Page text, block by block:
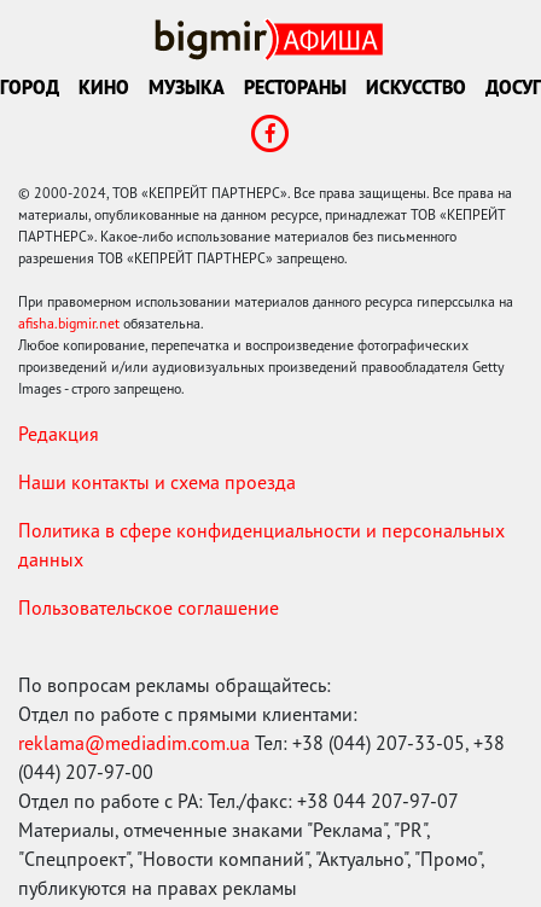
ГОРОД КИНО МУЗЫКА РЕСТОРАНЫ ИСКУССТВО ДОСУГ
© 2000-2024, ТОВ «КЕПРЕЙТ ПАРТНЕРС». Все права защищены. Все права на
материалы, опубликованные на данном ресурсе, принадлежат ТОВ «КЕПРЕЙТ
ПАРТНЕРС». Какое-либо использование материалов без письменного
разрешения ТОВ «КЕПРЕЙТ ПАРТНЕРС» запрещено.
При правомерном использовании материалов данного ресурса гиперссылка на
afisha.bigmir.net обязательна.
Любое копирование, перепечатка и воспроизведение фотографических
произведений и/или аудиовизуальных произведений правообладателя Getty
Images - строго запрещено.
Редакция
Наши контакты и схема проезда
Политика в сфере конфиденциальности и персональных
данных
Пользовательское соглашение
По вопросам рекламы обращайтесь:
Отдел по работе с прямыми клиентами:
reklama@mediadim.com.ua Тел: +38 (044) 207-33-05, +38
(044) 207-97-00
Отдел по работе с РА: Тел./факс: +38 044 207-97-07
Материалы, отмеченные знаками "Реклама", "PR",
"Спецпроект", "Новости компаний", "Актуально", "Промо",
публикуются на правах рекламы